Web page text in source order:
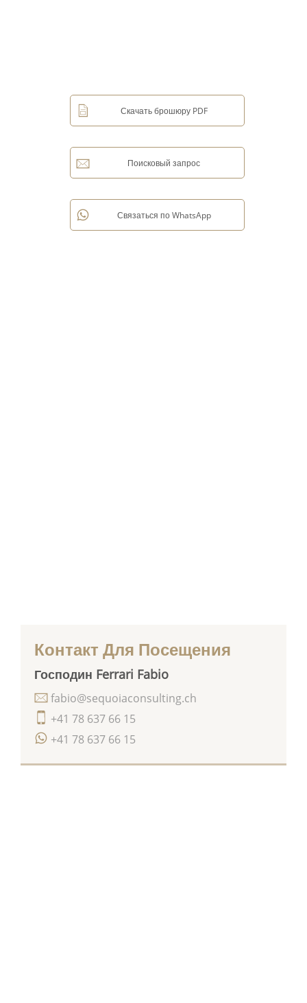
Контакт Для Посещения
Господин Ferrari Fabio
+41 78 637 66 15
+41 78 637 66 15
fabio@sequoiaconsulting.ch
Скачать брошюру PDF
Поисковый запрос
Связаться по WhatsApp